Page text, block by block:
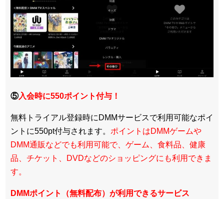
⑤入会時に550ポイント付与！
無料トライアル登録時にDMMサービスで利用可能なポイ
ントに550pt付与されます。 ポイントはDMMゲームや
DMM通販などでも利用可能で、ゲーム、食料品、健康
品、チケット、DVDなどのショッピングにも利用できま
す。
DMMポイント（無料配布）が利用できるサービス